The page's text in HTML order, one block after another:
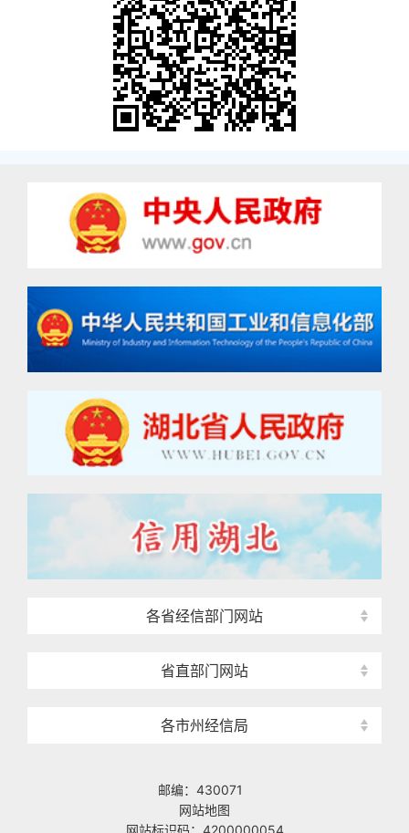
各省经信部门网站
省直部门网站
各市州经信局
邮编：430071
网站地图
网站标识码：4200000054